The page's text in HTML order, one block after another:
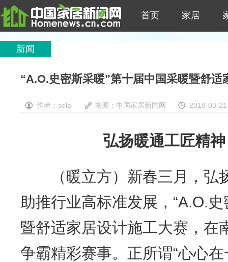
首页 家居
新闻
“A.O.史密斯采暖”第十届中国采暖暨舒
作者：sela 来源： 中国家居新闻网 2018-03-
弘扬暖通工匠精神
（暖立方）新春三月，弘
助推行业高标准发展，“A.O.
暨舒适家居设计施工大赛，在
争霸精彩赛事。正所谓“心心